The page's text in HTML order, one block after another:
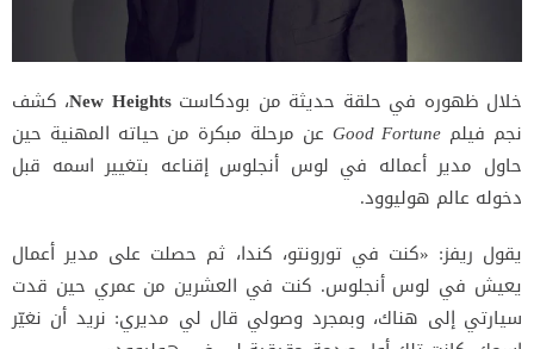
خلال ظهوره في حلقة حديثة من بودكاستNew Heights، كشف
نجم فيلم Good Fortune عن مرحلة مبكرة من حياته المهنية حين
حاول مدير أعماله في لوس أنجلوس إقناعه بتغيير اسمه قبل
دخوله عالم هوليوود.
يقول ريفز: «كنت في تورونتو، كندا، ثم حصلت على مدير أعمال
يعيش في لوس أنجلوس. كنت في العشرين من عمري حين قدت
سيارتي إلى هناك، وبمجرد وصولي قال لي مديري: نريد أن نغيّر